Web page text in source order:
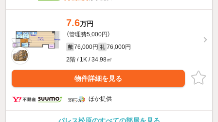
7.6万円
（管理費5,000円）
敷 76,000円 礼 76,000円
2階 / 1K / 34.98㎡
物件詳細を見る
ほか提供